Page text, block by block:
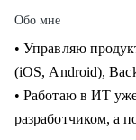
Обо мне
• Управляю
(iOS, Android),
• Работаю в ИТ
разработчиком, а